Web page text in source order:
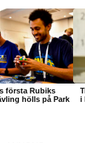
första Rubiks
hölls på Park
i